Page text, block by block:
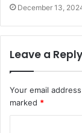
December 13,
Leave a Reply
Your email
marked *